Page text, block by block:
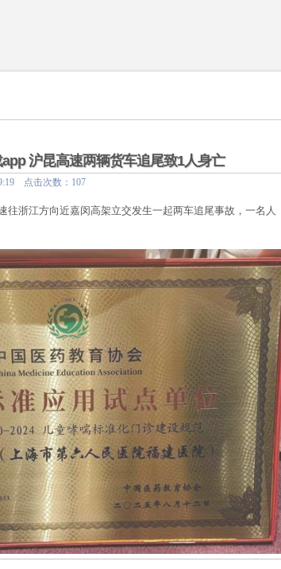
沪昆高速两辆货车追尾致1人身亡
点击次数：107
往浙江方向近嘉闵高架立交发生一起两车追尾事故，一名人